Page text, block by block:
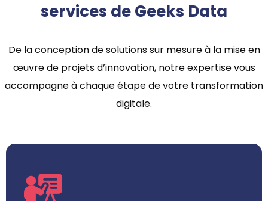
services de Geeks Data
De la conception de solutions sur mesure à la mise en
œuvre de projets d’innovation, notre expertise vous
accompagne à chaque étape de votre transformation
digitale.